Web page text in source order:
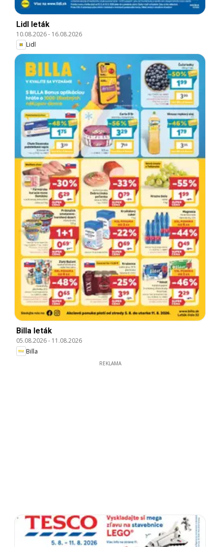
Lidl leták
10.08.2026- 16.08.2026
Lidl
Billa leták
05.08.2026- 11.08.2026
Billa
REKLAMA